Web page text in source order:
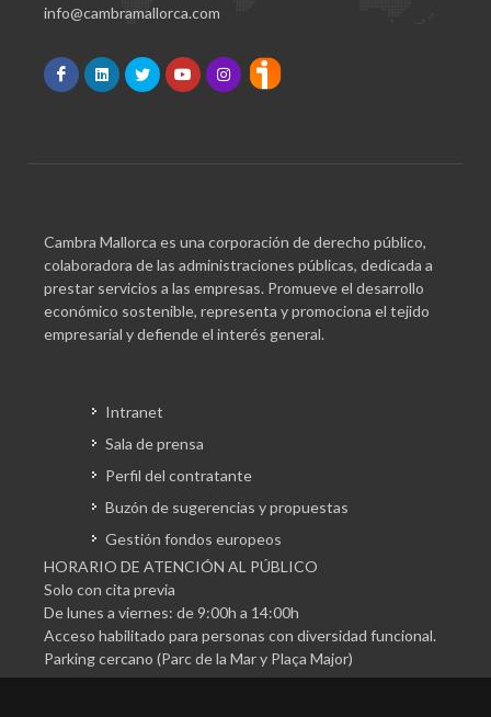
info@cambramallorca.com
Cambra Mallorca es una corporación de derecho público,
colaboradora de las administraciones públicas, dedicada a
prestar servicios a las empresas. Promueve el desarrollo
económico sostenible, representa y promociona el tejido
empresarial y defiende el interés general.
Intranet
Sala de prensa
Perfil del contratante
Buzón de sugerencias y propuestas
Gestión fondos europeos
HORARIO DE ATENCIÓN AL PÚBLICO
Solo con cita previa
De lunes a viernes: de 9:00h a 14:00h
Acceso habilitado para personas con diversidad funcional.
Parking cercano (Parc de la Mar y Plaça Major)